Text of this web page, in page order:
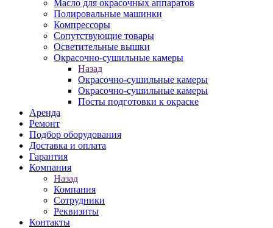
Масло для окрасочных аппаратов
Полировальные машинки
Компрессоры
Сопутствующие товары
Осветительные вышки
Окрасочно-сушильные камеры
Назад
Окрасочно-сушильные камеры
Окрасочно-сушильные камеры
Посты подготовки к окраске
Аренда
Ремонт
Подбор оборудования
Доставка и оплата
Гарантия
Компания
Назад
Компания
Сотрудники
Реквизиты
Контакты